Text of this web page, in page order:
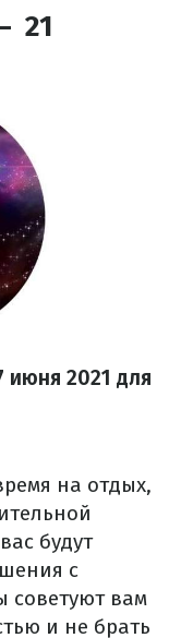
21
2021 для
на отдых,
будут
с
советуют вам
и не брать